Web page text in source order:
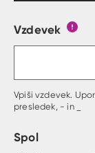
Obrazec, kjer
Vzdevek
Vpiši vzdevek.
presledek, - in _
Spol